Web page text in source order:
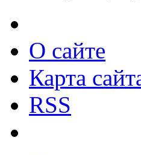
О сайте
Карта
RSS